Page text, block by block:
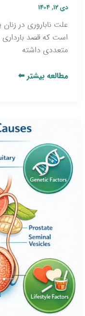
دی ۱۲, ۱۴۰۴
علت ناباروری در
است که قصد بارداری
متعددی داشته
مطالعه بیشتر ⬅
در
مردان-
بررسی
کامل
درمان